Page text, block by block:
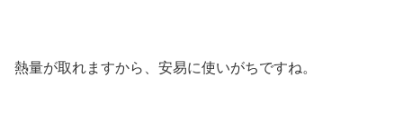
熱量が取れますから、安易に使いがちですね。